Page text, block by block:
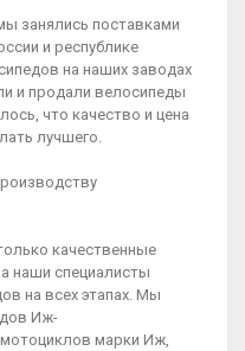
занялись поставками
и республике
на наших заводах
и продали велосипеды
что качество и цена
лучшего.
качественные
наши специалисты
на всех этапах. Мы
Иж-
марки Иж,